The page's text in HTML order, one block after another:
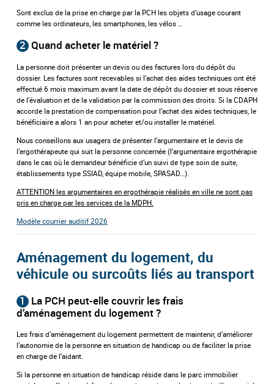
Sont exclus de la prise en charge par la PCH les objets d’usage courant
comme les ordinateurs, les smartphones, les vélos …
2 Quand acheter le matériel ?
La personne doit présenter un devis ou des factures lors du dépôt du
dossier. Les factures sont recevables si l’achat des aides techniques ont été
effectué 6 mois maximum avant la date de dépôt du dossier et sous réserve
de l’évaluation et de la validation par la commission des droits. Si la CDAPH
accorde la prestation de compensation pour l’achat des aides techniques, le
bénéficiaire a alors 1 an pour acheter et/ou installer le matériel.
Nous conseillons aux usagers de présenter l’argumentaire et le devis de
l’ergothérapeute qui suit la personne concernée (l’argumentaire ergothérapie
dans le cas où le demandeur bénéficie d’un suivi de type soin de suite,
établissements type SSIAD, équipe mobile, SPASAD…).
ATTENTION les argumentaires en ergothérapie réalisés en ville ne sont pas
pris en charge par les services de la MDPH.
Modèle courrier auditif 2026
Aménagement du logement, du
véhicule ou surcoûts liés au transport
1 La PCH peut-elle couvrir les frais
d’aménagement du logement ?
Les frais d’aménagement du logement permettent de maintenir, d’améliorer
l’autonomie de la personne en situation de handicap ou de faciliter la prise
en charge de l’aidant.
Si la personne en situation de handicap réside dans le parc immobilier